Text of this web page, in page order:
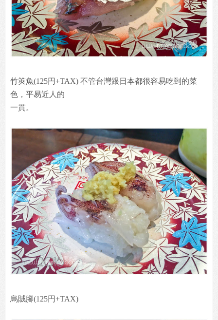
竹筴魚(125円+TAX) 不管台灣跟日本都很容易吃到的菜
色，平易近人的
一貫。
烏賊腳(125円+TAX)